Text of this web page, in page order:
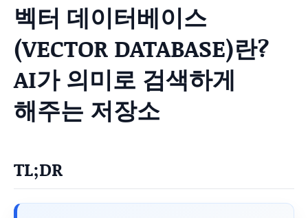
벡터 데이터베이스
(VECTOR DATABASE)란?
AI가 의미로 검색하게
해주는 저장소
TL;DR